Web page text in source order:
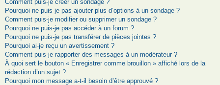
Comment puis-je créer un sondage ?
Pourquoi ne puis-je pas ajouter plus d’options à un sondage ?
Comment puis-je modifier ou supprimer un sondage ?
Pourquoi ne puis-je pas accéder à un forum ?
Pourquoi ne puis-je pas transférer de pièces jointes ?
Pourquoi ai-je reçu un avertissement ?
Comment puis-je rapporter des messages à un modérateur ?
À quoi sert le bouton « Enregistrer comme brouillon » affiché lors de la
rédaction d’un sujet ?
Pourquoi mon message a-t-il besoin d’être approuvé ?